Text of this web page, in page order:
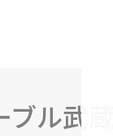
ル武